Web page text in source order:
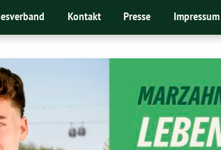
Kontakt Presse Impressum